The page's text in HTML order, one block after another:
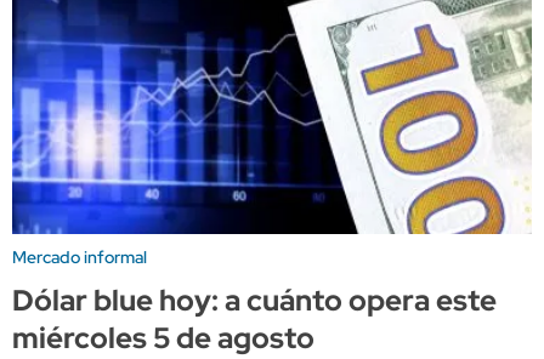
Mercado informal
Dólar blue hoy: a cuánto opera este
miércoles 5 de agosto